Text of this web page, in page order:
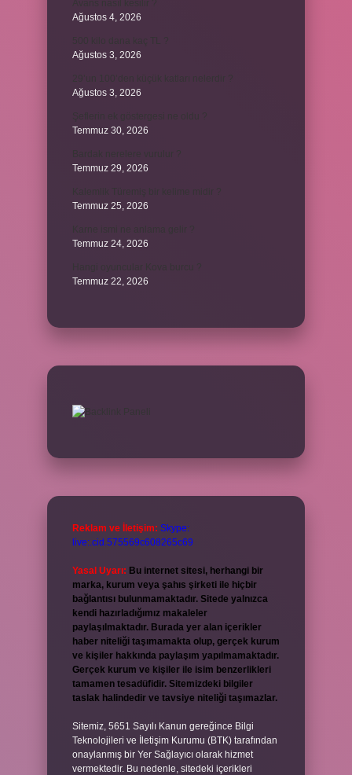
Ağustos 4, 2026
Ağustos 3, 2026
Ağustos 3, 2026
Temmuz 30, 2026
Temmuz 29, 2026
Temmuz 25, 2026
Temmuz 24, 2026
Temmuz 22, 2026
Reklam ve İletişim: Skype:
live:.cid.575569c608265c69
Yasal Uyarı: Bu internet sitesi, herhangi bir
marka, kurum veya şahıs şirketi ile hiçbir
bağlantısı bulunmamaktadır. Sitede yalnızca
kendi hazırladığımız makaleler
paylaşılmaktadır. Burada yer alan içerikler
haber niteliği taşımamakta olup, gerçek kurum
ve kişiler hakkında paylaşım yapılmamaktadır.
Gerçek kurum ve kişiler ile isim benzerlikleri
tamamen tesadüfidir. Sitemizdeki bilgiler
taslak halindedir ve tavsiye niteliği taşımazlar.
Sitemiz, 5651 Sayılı Kanun gereğince Bilgi
Teknolojileri ve İletişim Kurumu (BTK) tarafından
onaylanmış bir Yer Sağlayıcı olarak hizmet
vermektedir. Bu nedenle, sitedeki içerikleri